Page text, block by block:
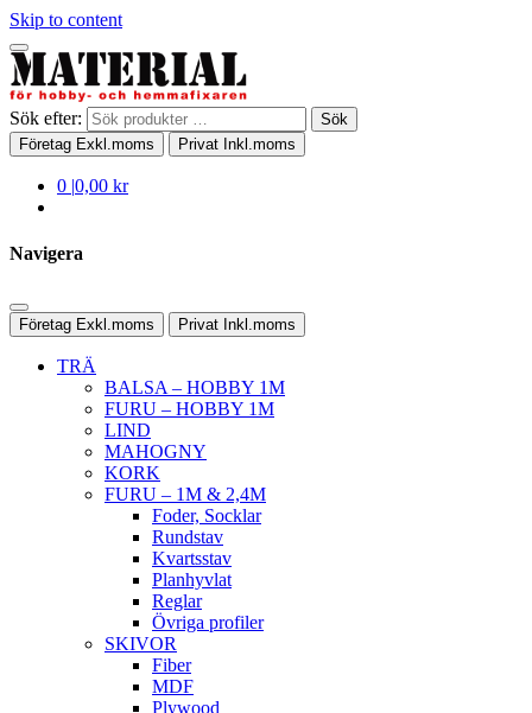
Skip to content
Sök efter:
Sök
Företag Exkl.moms Privat Inkl.moms
0 |0,00 kr
Navigera
Företag Exkl.moms Privat Inkl.moms
TRÄ
BALSA – HOBBY 1M
FURU – HOBBY 1M
LIND
MAHOGNY
KORK
FURU – 1M & 2,4M
Foder, Socklar
Rundstav
Kvartsstav
Planhyvlat
Reglar
Övriga profiler
SKIVOR
Fiber
MDF
Plywood